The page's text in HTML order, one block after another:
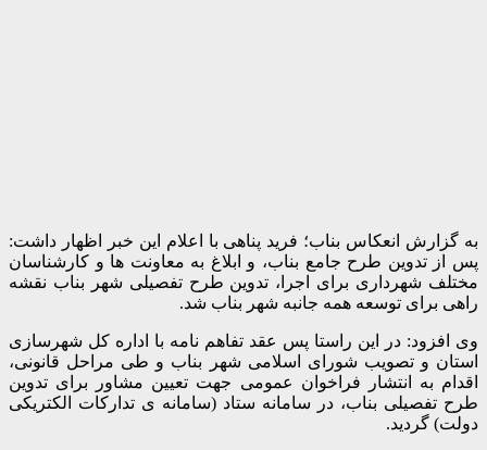
به گزارش انعکاس بناب؛ فرید پناهی با اعلام این خبر اظهار داشت:
پس از تدوین طرح جامع بناب، و ابلاغ به معاونت ها و کارشناسان
مختلف شهرداری برای اجرا، تدوین طرح تفصیلی شهر بناب نقشه
راهی برای توسعه همه جانبه شهر بناب شد.
وی افزود: در این راستا پس عقد تفاهم نامه با اداره کل شهرسازی
استان و تصویب شورای اسلامی شهر بناب و طی مراحل قانونی،
اقدام به انتشار فراخوان عمومی جهت تعیین مشاور برای تدوین
طرح تفصیلی بناب، در سامانه ستاد (سامانه ی تدارکات الکتریکی
دولت) گردید.